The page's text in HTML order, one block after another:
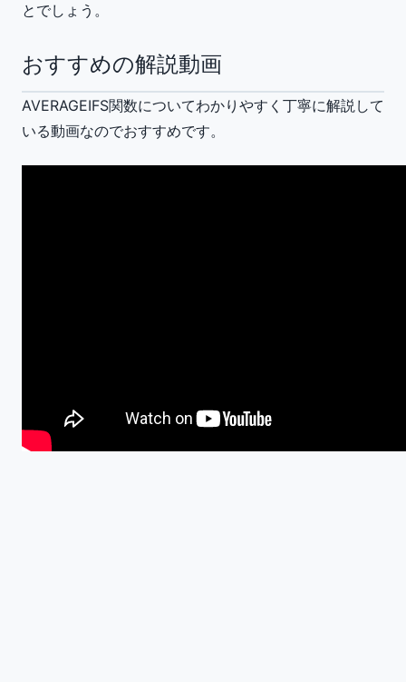
とでしょう。
おすすめの解説動画
AVERAGEIFS関数についてわかりやすく丁寧に解説して
いる動画なのでおすすめです。